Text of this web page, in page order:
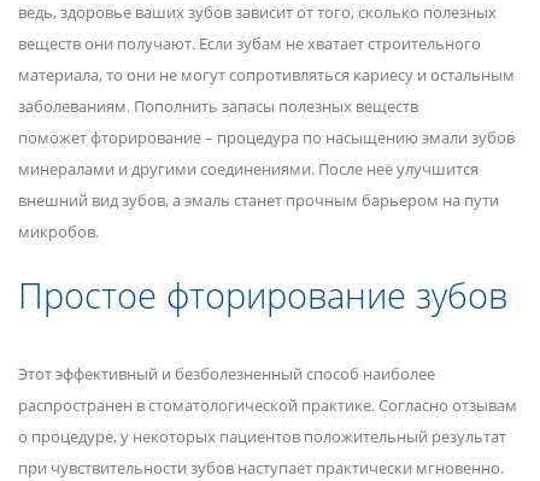
ведь, здоровье ваших зубов зависит от того, сколько полезных
веществ они получают. Если зубам не хватает строительного
материала, то они не могут сопротивляться кариесу и остальным
заболеваниям. Пополнить запасы полезных веществ
поможет фторирование – процедура по насыщению эмали зубов
минералами и другими соединениями. После неё улучшится
внешний вид зубов, а эмаль станет прочным барьером на пути
микробов.
Простое фторирование зубов
Этот эффективный и безболезненный способ наиболее
распространен в стоматологической практике. Согласно отзывам
о процедуре, у некоторых пациентов положительный результат
при чувствительности зубов наступает практически мгновенно.